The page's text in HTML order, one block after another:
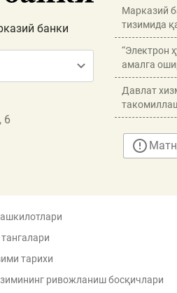
банки
6
Марказий
тизимида
“Электрон
амалга
Давлат
тарихи
ривожланиш босқичлари